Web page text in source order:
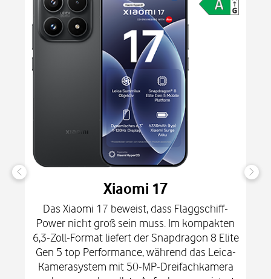
Xiaomi 17
Das Xiaomi 17 beweist, dass Flaggschiff-
Power nicht groß sein muss. Im kompakten
6,3-Zoll-Format liefert der Snapdragon 8 Elite
Gen 5 top Performance, während das Leica-
Kamerasystem mit 50-MP-Dreifachkamera